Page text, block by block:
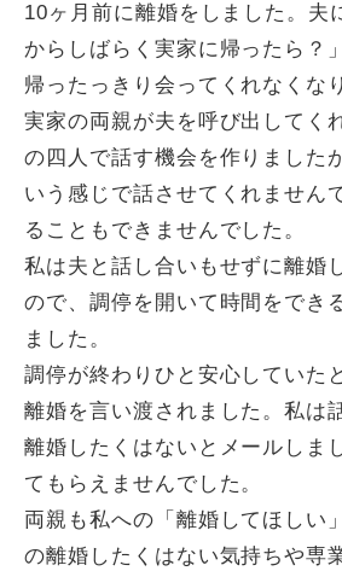
10ヶ月前に離婚をしました。夫
からしばらく実家に帰ったら？
帰ったっきり会ってくれなくな
実家の両親が夫を呼び出してく
の四人で話す機会を作りました
いう感じで話させてくれません
ることもできませんでした。
私は夫と話し合いもせずに離婚
ので、調停を開いて時間をでき
ました。
調停が終わりひと安心していた
離婚を言い渡されました。私は
離婚したくはないとメールしま
てもらえませんでした。
両親も私への「離婚してほしい
の離婚したくはない気持ちや専